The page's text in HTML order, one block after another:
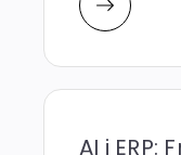
AI i ERP: